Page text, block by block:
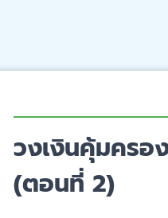
วงเงินคุ้มครอ
(ตอนที่ 2)